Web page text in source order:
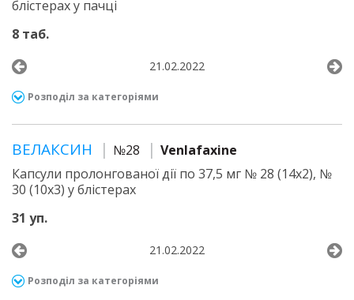
блістерах у пачці
8 таб.
21.02.2022
Розподіл за категоріями
ВЕЛАКСИН №28
Venlafaxine
Капсули пролонгованої дії по 37,5 мг № 28 (14х2), №
30 (10х3) у блістерах
31 уп.
21.02.2022
Розподіл за категоріями